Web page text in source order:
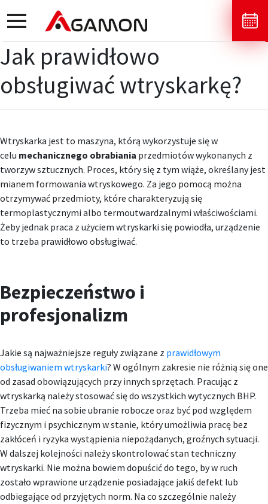
toggle
navigation
Jak prawidłowo
obsługiwać wtryskarkę?
Wtryskarka jest to maszyna, którą wykorzystuje się w
celu mechanicznego obrabiania przedmiotów wykonanych z
tworzyw sztucznych. Proces, który się z tym wiąże, określany jest
mianem formowania wtryskowego. Za jego pomocą można
otrzymywać przedmioty, które charakteryzują się
termoplastycznymi albo termoutwardzalnymi właściwościami.
Żeby jednak praca z użyciem wtryskarki się powiodła, urządzenie
to trzeba prawidłowo obsługiwać.
Bezpieczeństwo i
profesjonalizm
Jakie są najważniejsze reguły związane z prawidłowym
obsługiwaniem wtryskarki? W ogólnym zakresie nie różnią się one
od zasad obowiązujących przy innych sprzętach. Pracując z
wtryskarką należy stosować się do wszystkich wytycznych BHP.
Trzeba mieć na sobie ubranie robocze oraz być pod względem
fizycznym i psychicznym w stanie, który umożliwia pracę bez
zakłóceń i ryzyka wystąpienia niepożądanych, groźnych sytuacji.
W dalszej kolejności należy skontrolować stan techniczny
wtryskarki. Nie można bowiem dopuścić do tego, by w ruch
zostało wprawione urządzenie posiadające jakiś defekt lub
odbiegające od przyjętych norm. Na co szczególnie należy